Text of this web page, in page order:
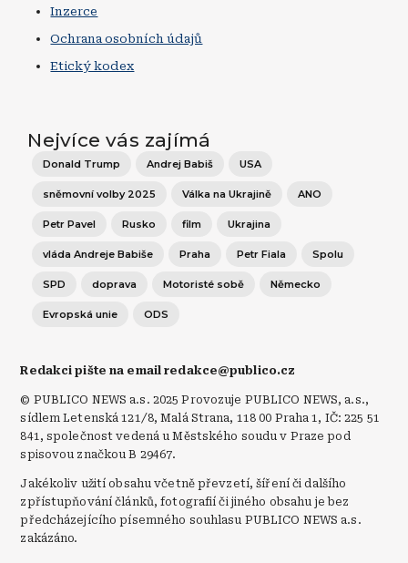
Inzerce
Ochrana osobních údajů
Etický kodex
Nejvíce vás zajímá
Donald Trump Andrej Babiš USA
sněmovní volby 2025 Válka na Ukrajině ANO
Petr Pavel Rusko film Ukrajina
vláda Andreje Babiše Praha Petr Fiala Spolu
SPD doprava Motoristé sobě Německo
Evropská unie ODS
Redakci pište na email redakce@publico.cz
© PUBLICO NEWS a.s. 2025 Provozuje PUBLICO NEWS, a.s.,
sídlem Letenská 121/8, Malá Strana, 118 00 Praha 1, IČ: 225 51
841, společnost vedená u Městského soudu v Praze pod
spisovou značkou B 29467.
Jakékoliv užití obsahu včetně převzetí, šíření či dalšího
zpřístupňování článků, fotografií či jiného obsahu je bez
předcházejícího písemného souhlasu PUBLICO NEWS a.s.
zakázáno.